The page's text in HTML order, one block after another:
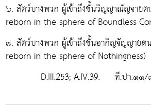
๖. สัตว์บางพวก ผู้เข้าถึงชั้นวิญญาณัญจายต
reborn in the sphere of Boundless
๗. สัตว์บางพวก ผู้เข้าถึงชั้นอากิญจัญญายต
reborn in the sphere of Nothingness)
D.III.253; A.IV.39. ที.ปา.๑